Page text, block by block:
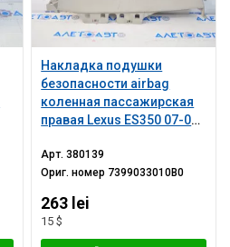
Накладка подушки
безопасности airbag
коленная пассажирская
правая Lexus ES350 07-09
Арт.380139
Ориг. номер 7399033010B0
263 lei
15 $